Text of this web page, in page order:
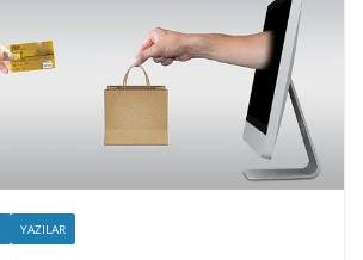
YAZILAR